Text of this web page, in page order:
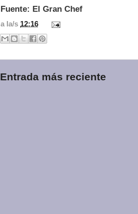
Fuente: El Gran Chef
a la/s 12:16
Entrada más reciente